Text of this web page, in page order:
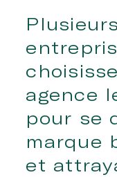
agence
pour se
marque
et